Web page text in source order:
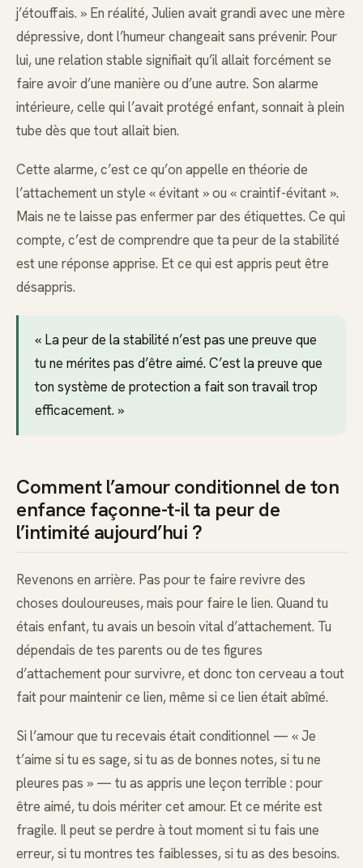
j’étouffais. » En réalité, Julien avait grandi avec une mère
dépressive, dont l’humeur changeait sans prévenir. Pour
lui, une relation stable signifiait qu’il allait forcément se
faire avoir d’une manière ou d’une autre. Son alarme
intérieure, celle qui l’avait protégé enfant, sonnait à plein
tube dès que tout allait bien.
Cette alarme, c’est ce qu’on appelle en théorie de
l’attachement un style « évitant » ou « craintif-évitant ».
Mais ne te laisse pas enfermer par des étiquettes. Ce qui
compte, c’est de comprendre que ta peur de la stabilité
est une réponse apprise. Et ce qui est appris peut être
désappris.
« La peur de la stabilité n’est pas une preuve que
tu ne mérites pas d’être aimé. C’est la preuve que
ton système de protection a fait son travail trop
efficacement. »
Comment l’amour conditionnel de ton
enfance façonne-t-il ta peur de
l’intimité aujourd’hui ?
Revenons en arrière. Pas pour te faire revivre des
choses douloureuses, mais pour faire le lien. Quand tu
étais enfant, tu avais un besoin vital d’attachement. Tu
dépendais de tes parents ou de tes figures
d’attachement pour survivre, et donc ton cerveau a tout
fait pour maintenir ce lien, même si ce lien était abîmé.
Si l’amour que tu recevais était conditionnel — « Je
t’aime si tu es sage, si tu as de bonnes notes, si tu ne
pleures pas » — tu as appris une leçon terrible : pour
être aimé, tu dois mériter cet amour. Et ce mérite est
fragile. Il peut se perdre à tout moment si tu fais une
erreur, si tu montres tes faiblesses, si tu as des besoins.